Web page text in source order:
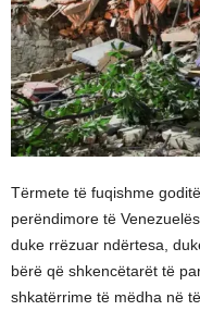
Tërmete të fuqishme
perëndimore të
duke rrëzuar ndërtesa,
bërë që shkencëtarët të
shkatërrime të mëdha në